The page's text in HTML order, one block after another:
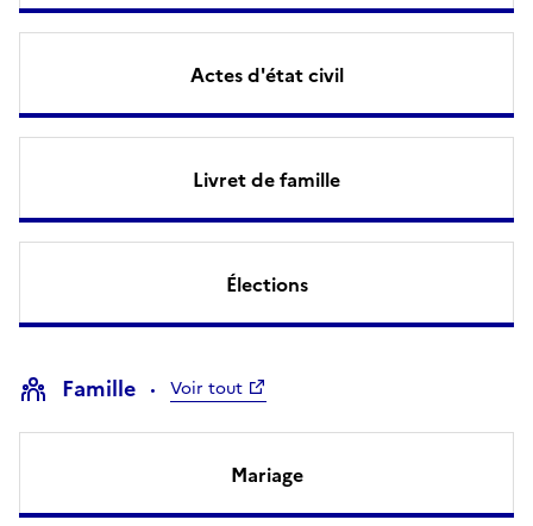
Actes d'état civil
Livret de famille
Élections
Famille Voir tout
Mariage